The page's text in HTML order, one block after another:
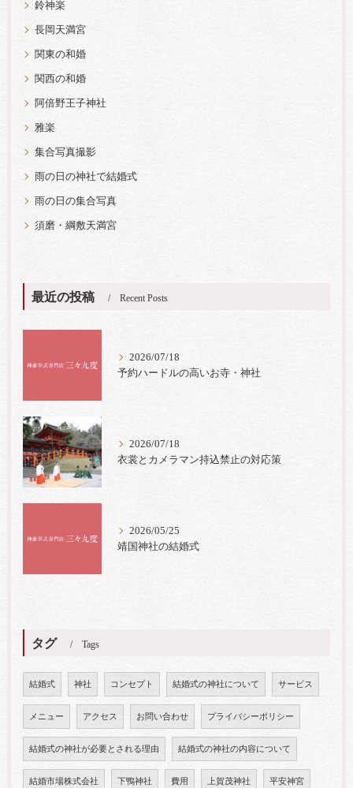
鈴神楽
長岡天満宮
関東の和婚
関西の和婚
阿倍野王子神社
雅楽
集合写真撮影
雨の日の神社で結婚式
雨の日の集合写真
須磨・綱敷天満宮
最近の投稿 Recent Posts
2026/07/18
予約ハードルの高いお寺・神社
2026/07/18
衣裳とカメラマン持込禁止の対応策
2026/05/25
靖国神社の結婚式
タグ Tags
結婚式 神社 コンセプト 結婚式の神社について サービス
メニュー アクセス お問い合わせ プライバシーポリシー
結婚式の神社が必要とされる理由 結婚式の神社の内容について
結婚市場株式会社 下鴨神社 費用 上賀茂神社 平安神宮